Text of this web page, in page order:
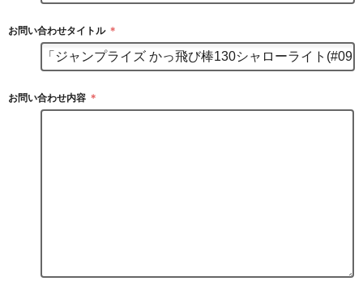
お問い合わせタイトル ＊
お問い合わせ内容 ＊